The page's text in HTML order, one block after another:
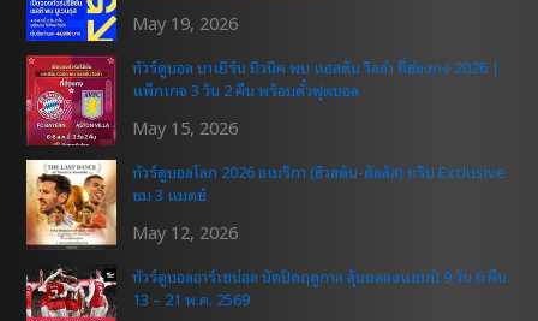
May 19, 2026
ทัวร์ดูบอล บาเยิร์น มิวนิค พบ แอสตัน วิลล่า ที่ฮ่องกง 2026 |
แพ็กเกจ 3 วัน 2 คืน พร้อมตั๋วฟุตบอล
May 15, 2026
ทัวร์ดูบอลโลก 2026 อเมริกา (ฮิวสตัน-ดัลลัส) ทริป Exclusive
ชม 3 แมตช์
May 12, 2026
ทัวร์ดูบอลอาร์เซน่อล นัดปิดฤดูกาล ลุ้นฉลองแชมป์ 9 วัน 6 คืน
13 – 21 พ.ค. 2569